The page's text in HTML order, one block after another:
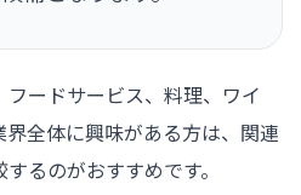
ードサービス、料理、ワイ
全体に興味がある方は、関連
るのがおすすめです。